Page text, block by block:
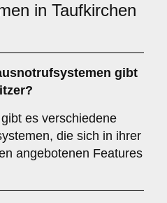
in Taufkirchen
gibt
es verschiedene
die sich in ihrer
angebotenen Features